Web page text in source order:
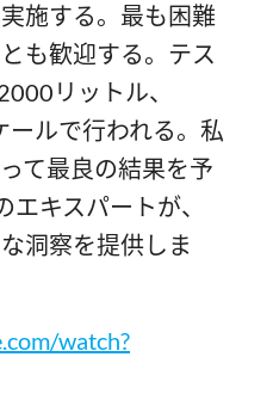
施する。最も困難
も歓迎する。テス
リットル、
ルで行われる。私
て最良の結果を予
エキスパートが、
洞察を提供しま
watch?